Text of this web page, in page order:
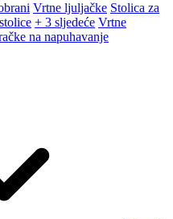
Vrtne ljuljačke Stolica za
+ 3 sljedeće Vrtne
na napuhavanje